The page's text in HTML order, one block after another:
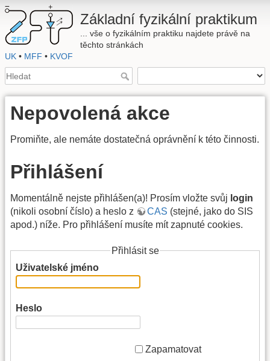
Základní fyzikální praktikum
... vše o fyzikálním praktiku najdete právě na
těchto stránkách
UK • MFF • KVOF
Nepovolená akce
Promiňte, ale nemáte dostatečná oprávnění k této činnosti.
Přihlášení
Momentálně nejste přihlášen(a)! Prosím vložte svůj login
(nikoli osobní číslo) a heslo z
CAS (stejné, jako do SIS
apod.) níže. Pro přihlášení musíte mít zapnuté cookies.
Přihlásit se
Uživatelské jméno
Heslo
Zapamatovat